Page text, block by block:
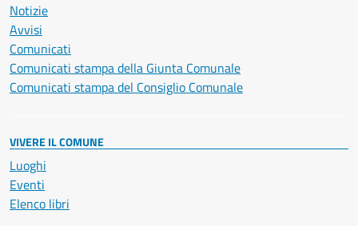
Notizie
Avvisi
Comunicati
Comunicati stampa della Giunta Comunale
Comunicati stampa del Consiglio Comunale
VIVERE IL COMUNE
Luoghi
Eventi
Elenco libri